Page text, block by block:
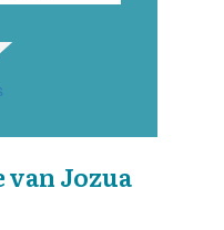
Jozua